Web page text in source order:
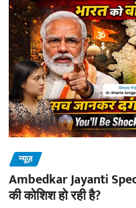
न्यूज़
Ambedkar Jayanti
की कोशिश हो रही है?